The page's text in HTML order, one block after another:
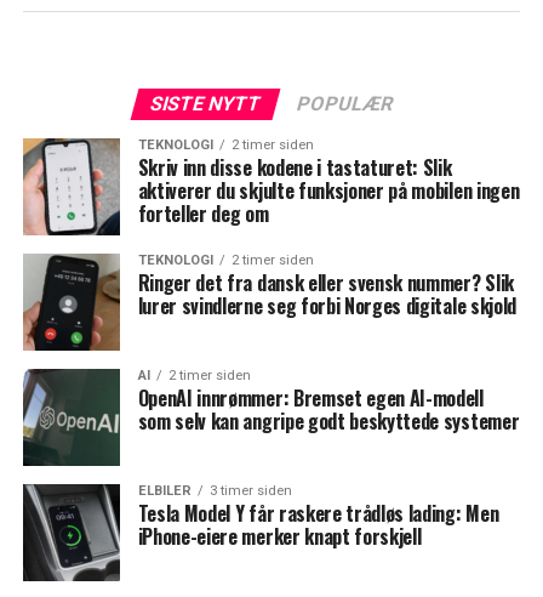
SISTE NYTT POPULÆR
TEKNOLOGI 2 timer siden
Skriv inn disse kodene i tastaturet: Slik
aktiverer du skjulte funksjoner på mobilen ingen
forteller deg om
TEKNOLOGI 2 timer siden
Ringer det fra dansk eller svensk nummer? Slik
lurer svindlerne seg forbi Norges digitale skjold
AI 2 timer siden
OpenAI innrømmer: Bremset egen AI-modell
som selv kan angripe godt beskyttede systemer
ELBILER 3 timer siden
Tesla Model Y får raskere trådløs lading: Men
iPhone-eiere merker knapt forskjell